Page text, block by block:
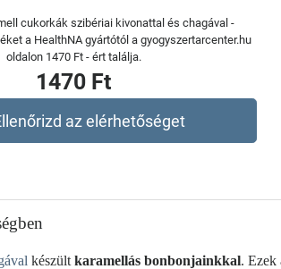
cukorkák szibériai kivonattal és chagával -
a HealthNA gyártótól a gyogyszertarcenter.hu
oldalon 1470 Ft - ért találja.
1470 Ft
az elérhetőséget
készült karamellás bonbonjainkkal. Ezek